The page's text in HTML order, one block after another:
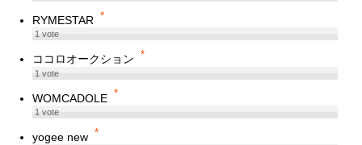
RYMESTAR *
1vote
ココロオークション *
1vote
WOMCADOLE *
1vote
yogee new *